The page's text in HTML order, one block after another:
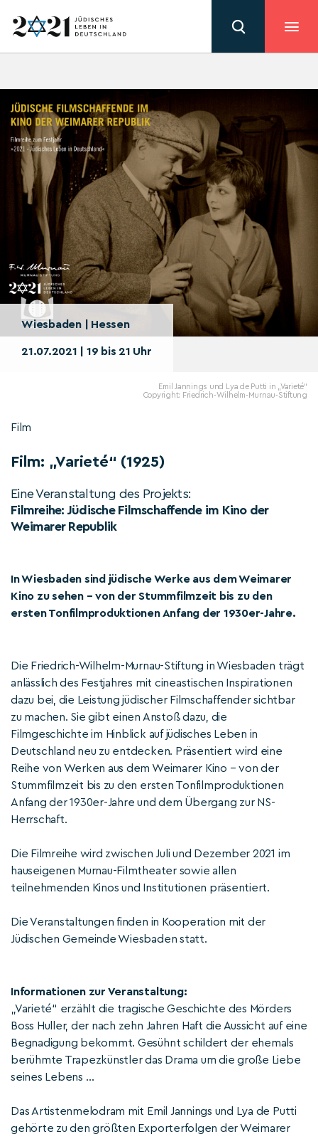
Wiesbaden | Hessen
21.07.2021 | 19 bis 21 Uhr
Emil Jannings und Lya de Putti in „Varieté“
Copyright: Friedrich-Wilhelm-Murnau-Stiftung
Film
Film: „Varieté“ (1925)
Eine Veranstaltung des Projekts:
Filmreihe: Jüdische Filmschaffende im Kino der
Weimarer Republik
In Wiesbaden sind jüdische Werke aus dem Weimarer
Kino zu sehen – von der Stummfilmzeit bis zu den
ersten Tonfilmproduktionen Anfang der 1930er-Jahre.
Die Friedrich-Wilhelm-Murnau-Stiftung in Wiesbaden trägt
anlässlich des Festjahres mit cineastischen Inspirationen
dazu bei, die Leistung jüdischer Filmschaffender sichtbar
zu machen. Sie gibt einen Anstoß dazu, die
Filmgeschichte im Hinblick auf jüdisches Leben in
Deutschland neu zu entdecken. Präsentiert wird eine
Reihe von Werken aus dem Weimarer Kino – von der
Stummfilmzeit bis zu den ersten Tonfilmproduktionen
Anfang der 1930er-Jahre und dem Übergang zur NS-
Herrschaft.
Die Filmreihe wird zwischen Juli und Dezember 2021 im
hauseigenen Murnau-Filmtheater sowie allen
teilnehmenden Kinos und Institutionen präsentiert.
Die Veranstaltungen finden in Kooperation mit der
Jüdischen Gemeinde Wiesbaden statt.
Informationen zur Veranstaltung:
„Varieté“ erzählt die tragische Geschichte des Mörders
Boss Huller, der nach zehn Jahren Haft die Aussicht auf eine
Begnadigung bekommt. Gesühnt schildert der ehemals
berühmte Trapezkünstler das Drama um die große Liebe
seines Lebens …
Das Artistenmelodram mit Emil Jannings und Lya de Putti
gehörte zu den größten Exporterfolgen der Weimarer